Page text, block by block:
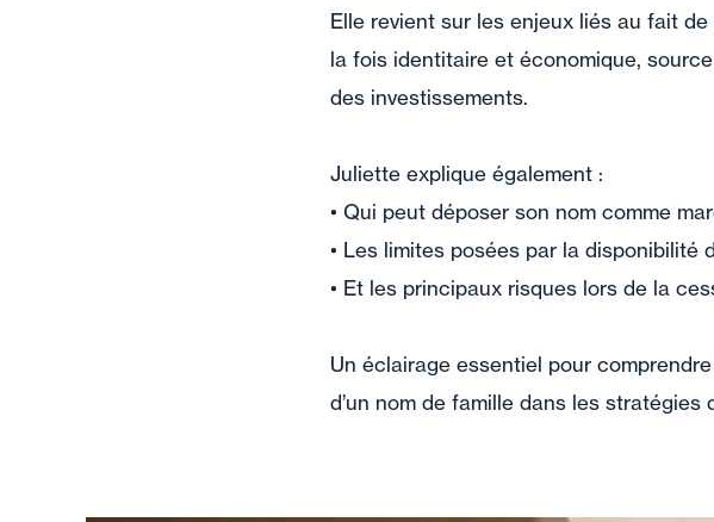
Elle revient sur les enjeux liés au fait
la fois identitaire et économique,
des investissements.
Juliette explique également :
• Qui peut déposer son nom comme
• Les limites posées par la disponibilité
• Et les principaux risques lors de la
Un éclairage essentiel pour
d’un nom de famille dans les stratégies